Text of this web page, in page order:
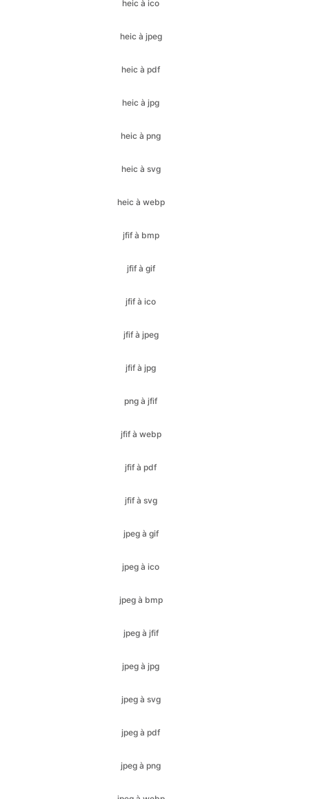
heic à pdf
heic à jpg
heic à png
heic à svg
heic à webp
jfif à bmp
jfif à gif
jfif à ico
jfif à jpeg
jfif à jpg
png à jfif
jfif à webp
jfif à pdf
jfif à svg
jpeg à gif
jpeg à ico
jpeg à bmp
jpeg à jfif
jpeg à jpg
jpeg à svg
jpeg à pdf
jpeg à png
jpeg à webp
jpg à gif